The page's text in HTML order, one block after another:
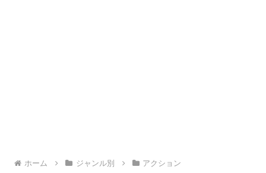
ホーム ジャンル別 アクション